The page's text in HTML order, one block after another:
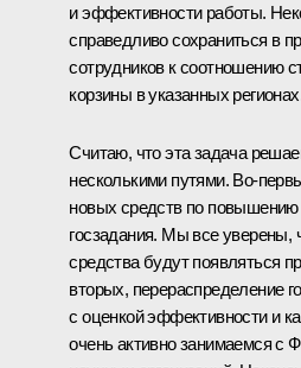
и эффективности работы.
справедливо сохраниться в
сотрудников к соотношению
корзины в указанных
Считаю, что эта задача
несколькими путями. Во-
новых средств по
госзадания. Мы все уверены,
средства будут появляться
вторых, перераспределение
с оценкой эффективности и
очень активно занимаемся с